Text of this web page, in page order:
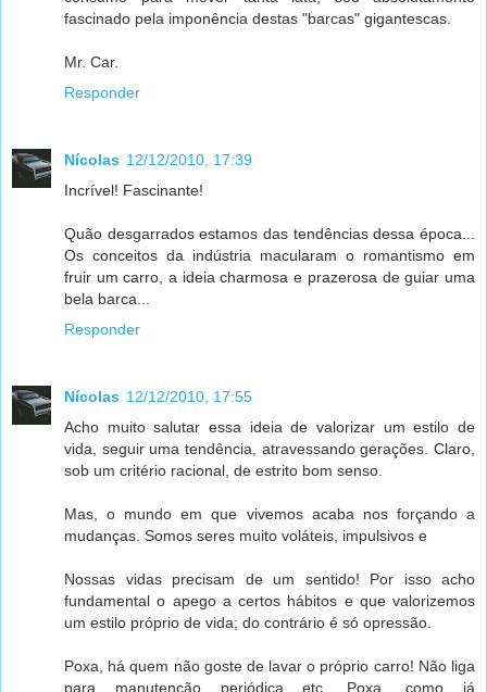
fascinado pela imponência destas "barcas" gigantescas.
Mr. Car.
Responder
Nícolas 12/12/2010, 17:39
Incrível! Fascinante!
Quão desgarrados estamos das tendências dessa época...
Os conceitos da indústria macularam o romantismo em
fruir um carro, a ideia charmosa e prazerosa de guiar uma
bela barca...
Responder
Nícolas 12/12/2010, 17:55
Acho muito salutar essa ideia de valorizar um estilo de
vida, seguir uma tendência, atravessando gerações. Claro,
sob um critério racional, de estrito bom senso.
Mas, o mundo em que vivemos acaba nos forçando a
mudanças. Somos seres muito voláteis, impulsivos e
Nossas vidas precisam de um sentido! Por isso acho
fundamental o apego a certos hábitos e que valorizemos
um estilo próprio de vida; do contrário é só opressão.
Poxa, há quem não goste de lavar o próprio carro! Não liga
para manutenção periódica etc. Poxa, como já